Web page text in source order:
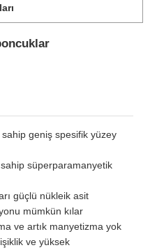
geniş spesifik yüzey
süperparamanyetik
güçlü nükleik asit
mümkün kılar
ve artık manyetizma yok
ve yüksek